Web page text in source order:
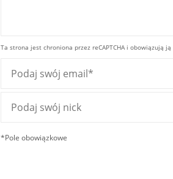
Ta strona jest chroniona przez reCAPTCHA i obowiązują ją
*Pole obowiązkowe